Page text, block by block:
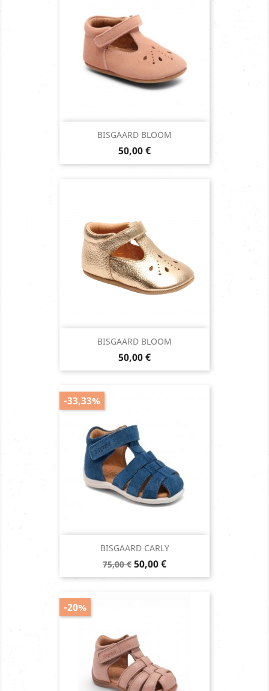
BISGAARD BLOOM
Prix
50,00 €
BISGAARD BLOOM
Prix
50,00 €
BISGAARD CARLY
Prix
de
75,00 € Prix
50,00 €
-33,33%
-20%